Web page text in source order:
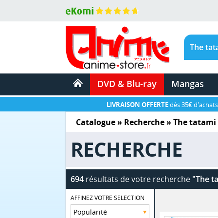
DVD & Blu-ray Mangas
LIVRAISON OFFERTEdès 35€
Catalogue» Recherche » The
RECHERCHE
694résultats de votre recherche "The
AFFINEZ VOTRE SELECTION